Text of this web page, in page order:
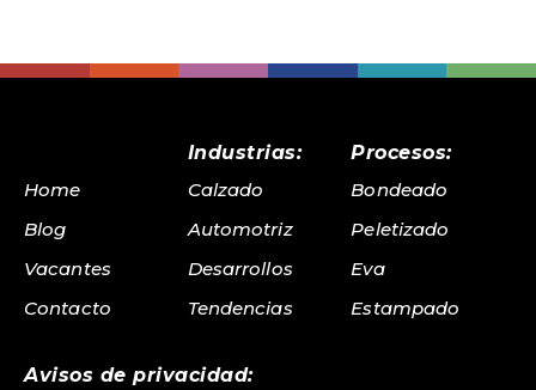
Home
Blog
Vacantes
Contacto
Industrias:
Calzado
Automotriz
Desarrollos
Tendencias
Procesos:
Bondeado
Peletizado
Eva
Estampado
Avisos de privacidad: